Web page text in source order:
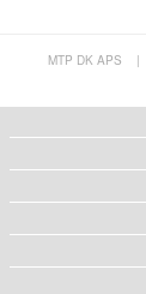
MTP DK APS |